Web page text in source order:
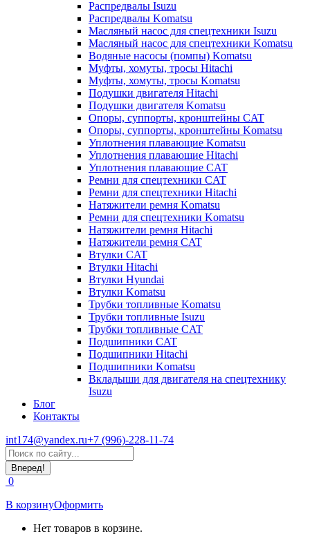
Распредвалы Isuzu
Распредвалы Komatsu
Масляный насос для спецтехники Isuzu
Масляный насос для спецтехники Komatsu
Водяные насосы (помпы) Komatsu
Муфты, хомуты, тросы Hitachi
Муфты, хомуты, тросы Komatsu
Подушки двигателя Hitachi
Подушки двигателя Komatsu
Опоры, суппорты, кронштейны CAT
Опоры, суппорты, кронштейны Komatsu
Уплотнения плавающие Komatsu
Уплотнения плавающие Hitachi
Уплотнения плавающие CAT
Ремни для спецтехники CAT
Ремни для спецтехники Hitachi
Натяжители ремня Komatsu
Ремни для спецтехники Komatsu
Натяжители ремня Hitachi
Натяжители ремня CAT
Втулки CAT
Втулки Hitachi
Втулки Hyundai
Втулки Komatsu
Трубки топливные Komatsu
Трубки топливные Isuzu
Трубки топливные CAT
Подшипники CAT
Подшипники Hitachi
Подшипники Komatsu
Вкладыши для двигателя на спецтехнику
Isuzu
Блог
Контакты
int174@yandex.ru+7 (996)-228-11-74
Страница
WhatsApp
открывается
в
новом
окне
Поиск:
0
В корзинуОформить
Нет товаров в корзине.